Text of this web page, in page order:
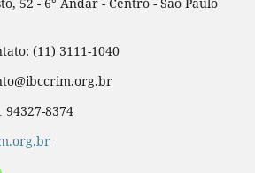
52 - 6° Andar - Centro - São Paulo
(11) 3111-1040
94327-8374